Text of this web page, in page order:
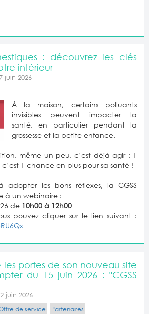
: découvrez les clés
intérieur
juin 2026
À la maison, certains polluants
invisibles peuvent impacter la
santé, en particulier pendant la
grossesse et la petite enfance.
même un peu, c’est déjà agir : 1
1 chance en plus pour sa santé !
adopter les bons réflexes, la CGSS
à un webinaire :
de 10h00 à 12h00
pouvez cliquer sur le lien suivant :
les portes de son nouveau site
du 15 juin 2026 : "CGSS
juin 2026
de service Partenaires